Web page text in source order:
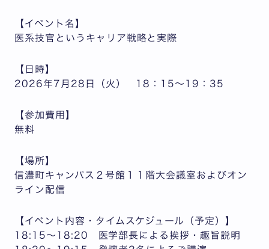
【イベント名】
医系技官というキャリア戦略と実際
【日時】
2026年7月28日（火） 18：15～19：35
【参加費用】
無料
【場所】
信濃町キャンパス２号館１１階大会議室およびオン
ライン配信
【イベント内容・タイムスケジュール（予定）】
18:15〜18:20 医学部長による挨拶・趣旨説明